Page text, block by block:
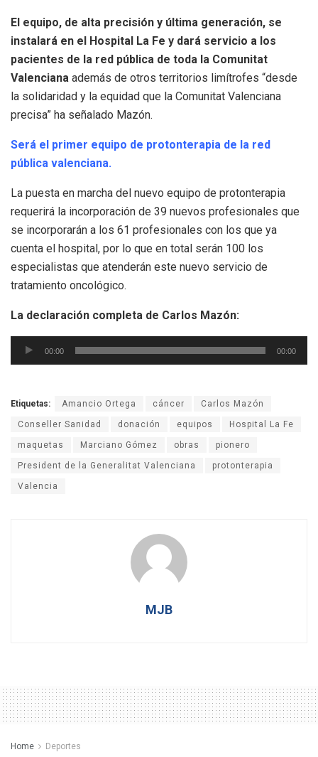
El equipo, de alta precisión y última generación, se
instalará en el Hospital La Fe y dará servicio a los
pacientes de la red pública de toda la Comunitat
Valenciana además de otros territorios limítrofes “desde
la solidaridad y la equidad que la Comunitat Valenciana
precisa” ha señalado Mazón.
Será el primer equipo de protonterapia de la red
pública valenciana.
La puesta en marcha del nuevo equipo de protonterapia
requerirá la incorporación de 39 nuevos profesionales que
se incorporarán a los 61 profesionales con los que ya
cuenta el hospital, por lo que en total serán 100 los
especialistas que atenderán este nuevo servicio de
tratamiento oncológico.
La declaración completa de Carlos Mazón:
Reproductor
de
00:00 00:00
Etiquetas: Amancio Ortega cáncer Carlos Mazón
Conseller Sanidad donación equipos Hospital La Fe
maquetas Marciano Gómez obras pionero
President de la Generalitat Valenciana protonterapia
Valencia
MJB
Home Deportes